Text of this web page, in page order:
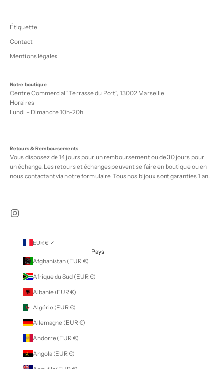
Étiquette
Contact
Mentions légales
Notre boutique
Centre Commercial "Terrasse du Port", 13002 Marseille
Horaires
Lundi – Dimanche 10h-20h
Retours & Remboursements
Vous disposez de 14 jours pour un remboursement ou de 30 jours pour
un échange. Les retours et échanges peuvent se faire en boutique ou en
nous contactant via notreformulaire. Tous nos bijoux sont garanties 1 an.
EUR €
Pays
Afghanistan (EUR €)
Afrique du Sud (EUR €)
Albanie (EUR €)
Algérie (EUR €)
Allemagne (EUR €)
Andorre (EUR €)
Angola (EUR €)